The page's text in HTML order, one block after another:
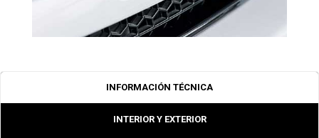
INFORMACIÓN TÉCNICA
INTERIOR Y EXTERIOR